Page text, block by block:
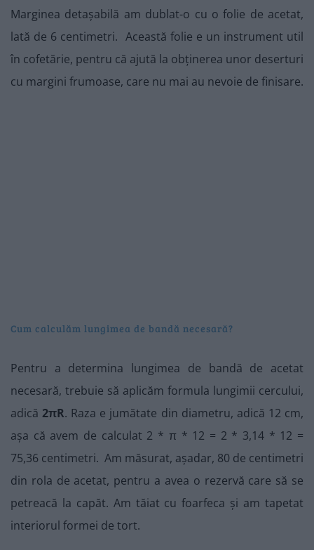
Marginea detașabilă am dublat-o cu o folie de acetat,
lată de 6 centimetri. Această folie e un instrument util
în cofetărie, pentru că ajută la obținerea unor deserturi
cu margini frumoase, care nu mai au nevoie de finisare.
Cum calculăm lungimea de bandă necesară?
Pentru a determina lungimea de bandă de acetat
necesară, trebuie să aplicăm formula lungimii cercului,
adică 2πR. Raza e jumătate din diametru, adică 12 cm,
așa că avem de calculat 2 * π * 12 = 2 * 3,14 * 12 =
75,36 centimetri. Am măsurat, așadar, 80 de centimetri
din rola de acetat, pentru a avea o rezervă care să se
petreacă la capăt. Am tăiat cu foarfeca și am tapetat
interiorul formei de tort.